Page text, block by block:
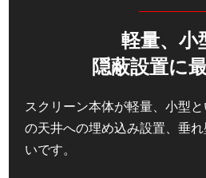
軽量、小
隠蔽設置に
スクリーン本体が軽量、小型
の天井への埋め込み設置、垂
いです。